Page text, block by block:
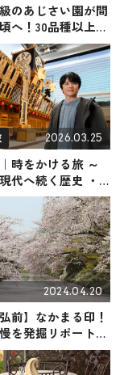
のあじさい園が間
へ！30品種以上、
じさいが咲く生駒
た園地 あじさい
2026.03.25
時をかける旅 ～
代へ続く歴史 ・
ン～
2024.04.20
前】なかまる印！
を発掘リポート
20日放送